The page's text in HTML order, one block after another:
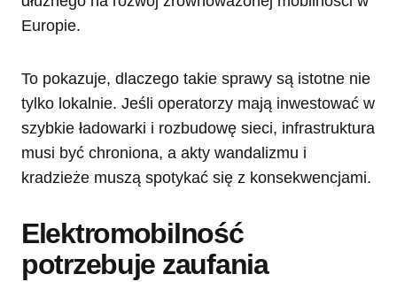
Europie.
To pokazuje, dlaczego takie sprawy są istotne nie
tylko lokalnie. Jeśli operatorzy mają inwestować w
szybkie ładowarki i rozbudowę sieci, infrastruktura
musi być chroniona, a akty wandalizmu i
kradzieże muszą spotykać się z konsekwencjami.
Elektromobilność
potrzebuje zaufania